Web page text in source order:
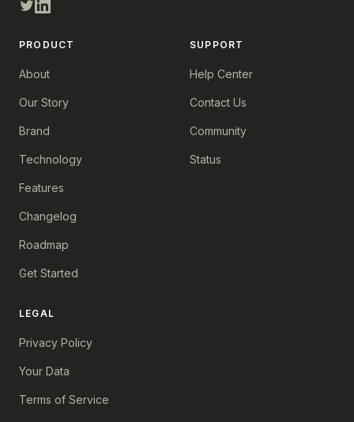
PRODUCT
About
Our Story
Brand
Technology
Features
Changelog
Roadmap
Get Started
SUPPORT
Help Center
Contact Us
Community
Status
LEGAL
Privacy Policy
Your Data
Terms of Service